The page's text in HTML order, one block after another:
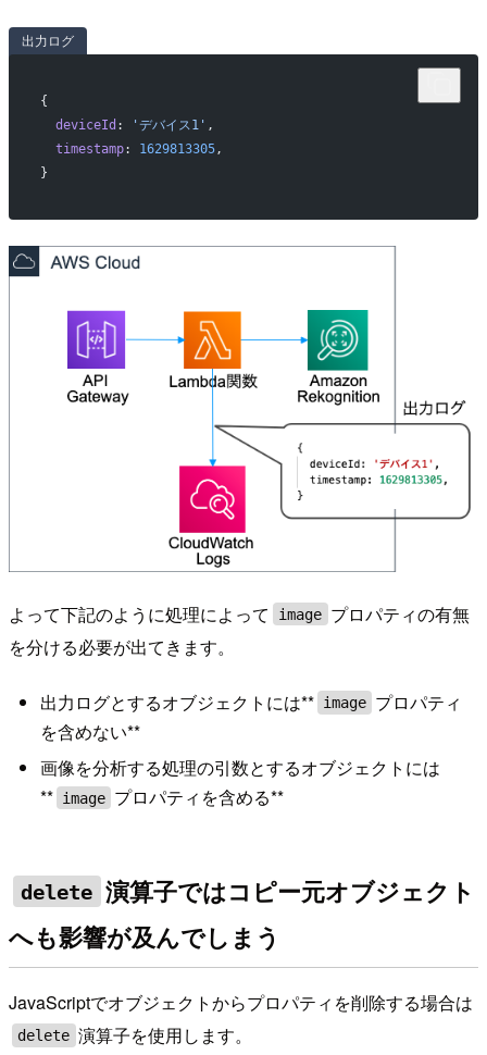
出力ログ
{
  deviceId
: 'デバイス1' ,
  timestamp
: 1629813305,
}
よって下記のように処理によって image プロパティの有無
を分ける必要が出てきます。
出力ログとするオブジェクトには** image プロパティ
を含めない**
画像を分析する処理の引数とするオブジェクトには
** image プロパティを含める**
delete 演算子ではコピー元オブジェクト
へも影響が及んでしまう
JavaScriptでオブジェクトからプロパティを削除する場合は
delete 演算子を使用します。